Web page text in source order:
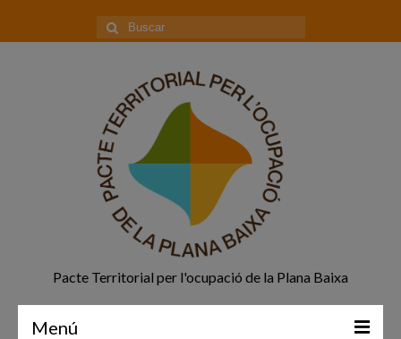
Buscar
por:
Pacte Territorial per l'ocupació de la Plana Baixa
Menú